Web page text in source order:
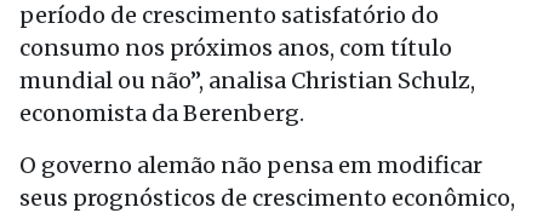
período de crescimento satisfatório do
consumo nos próximos anos, com título
mundial ou não”, analisa Christian Schulz,
economista da Berenberg.
O governo alemão não pensa em modificar
seus prognósticos de crescimento econômico,